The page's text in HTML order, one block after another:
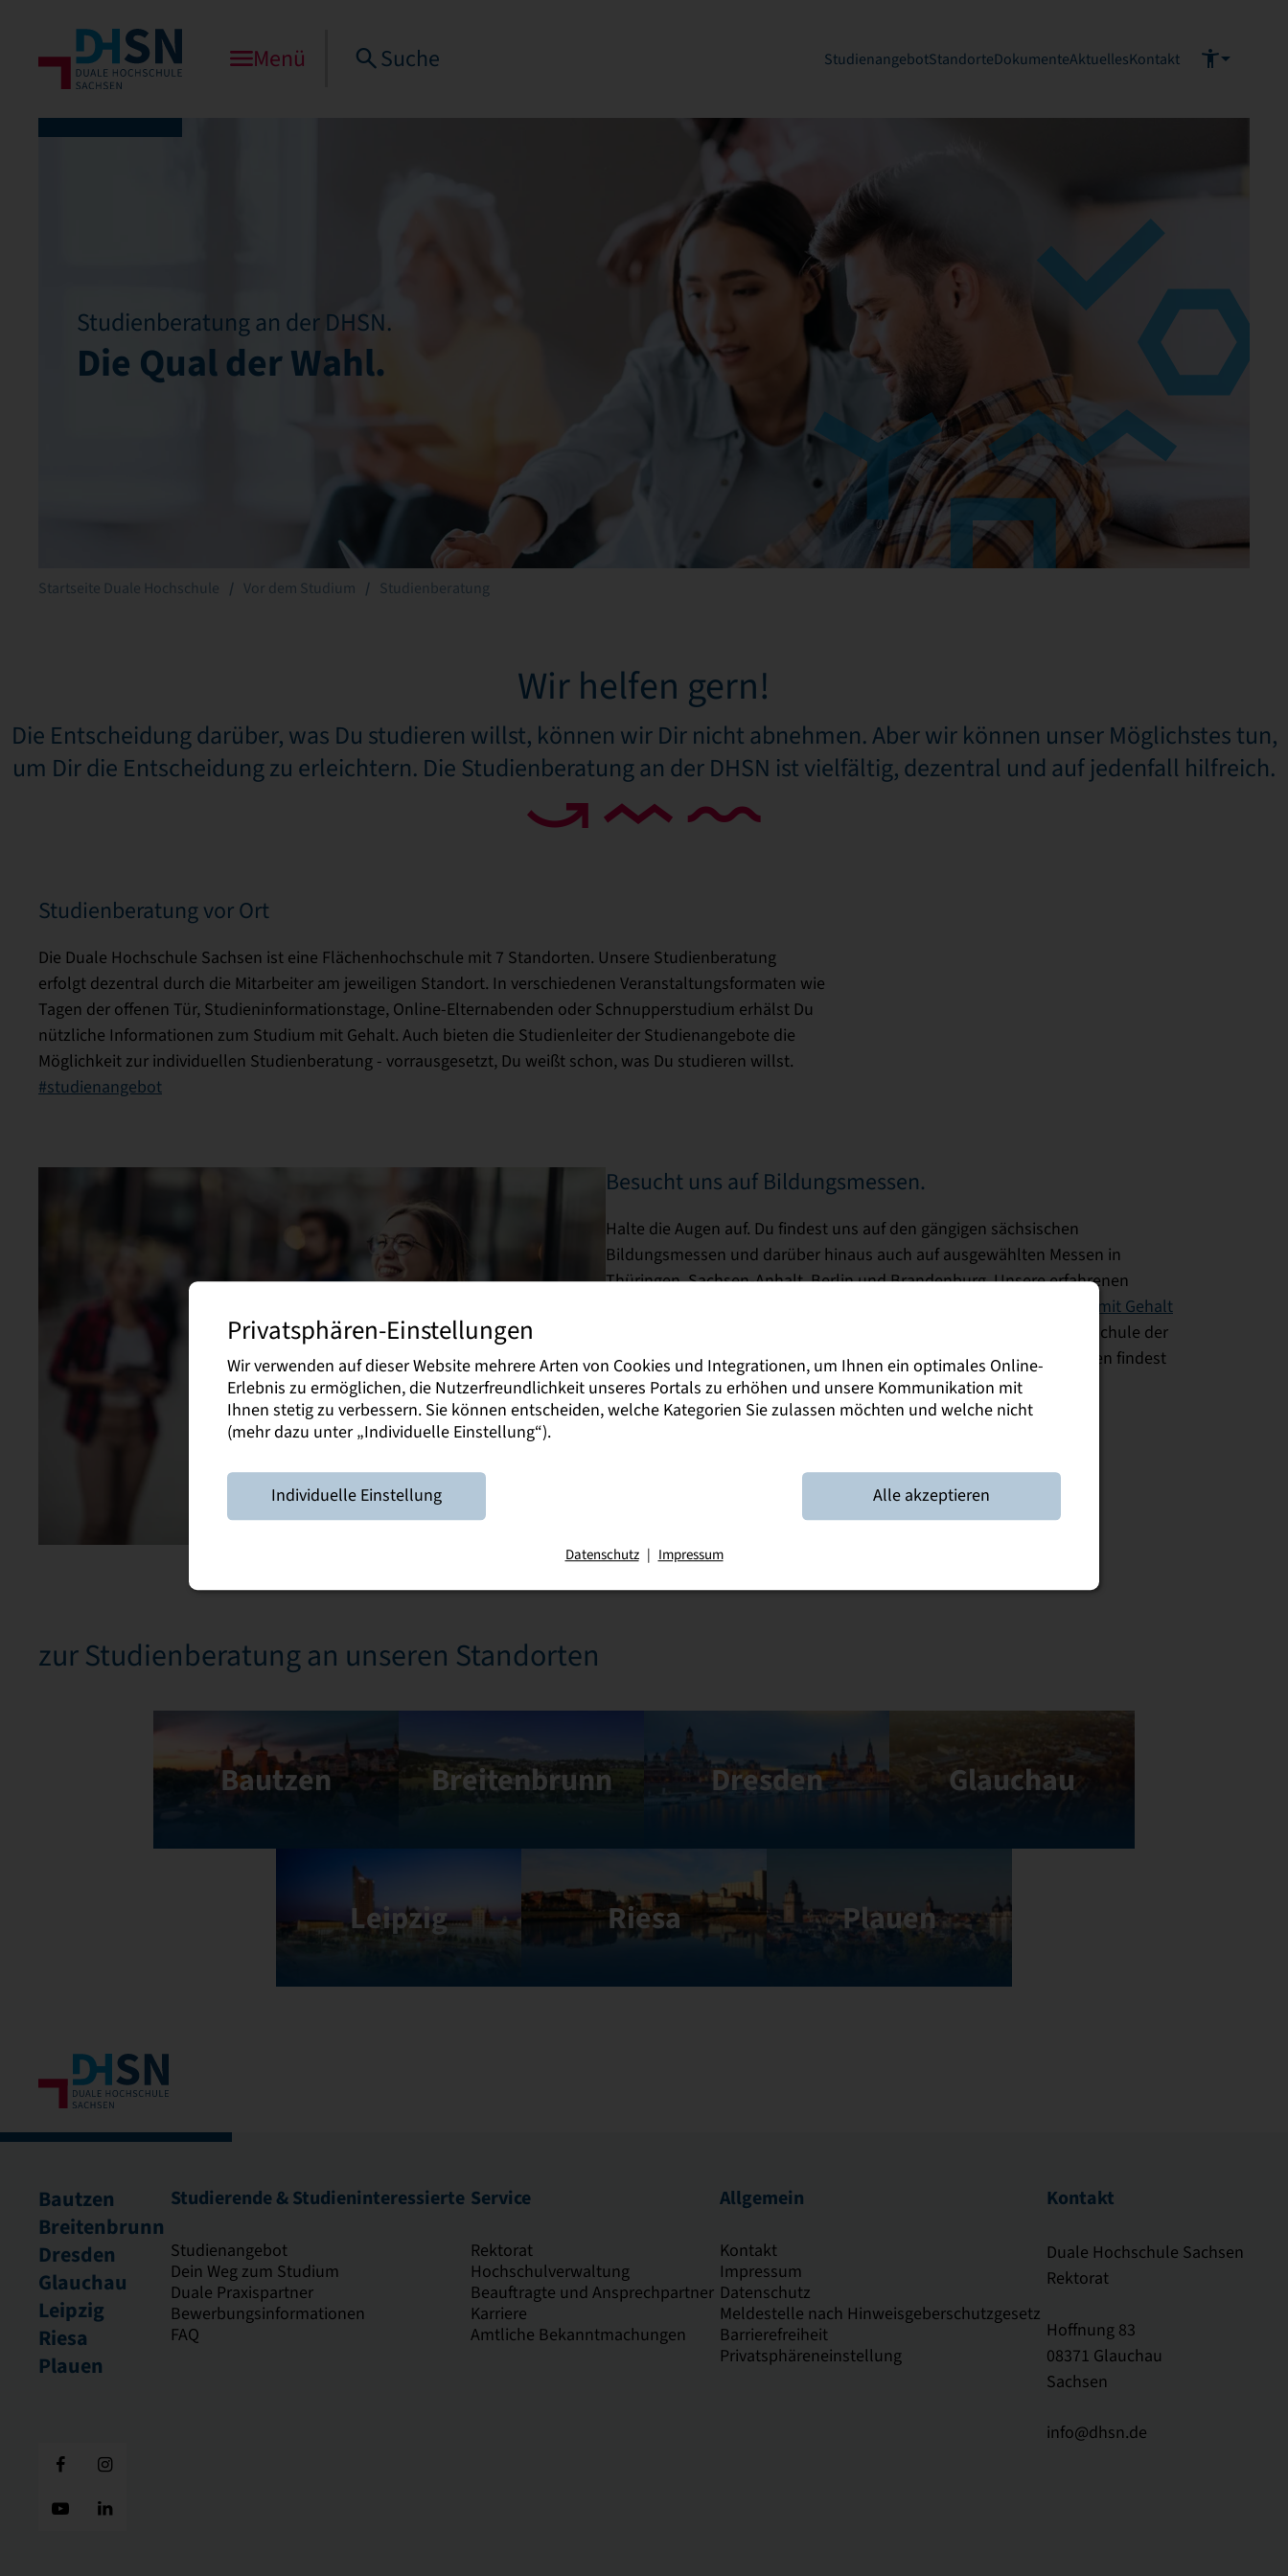
Menü Suche StudienangebotStandorteDokumenteAktuellesKontakt
Studienberatung an der DHSN.
Die Qual der Wahl.
Startseite Duale Hochschule Vor dem Studium Studienberatung
Wir helfen gern!
Die Entscheidung darüber, was Du studieren willst, können wir Dir nicht abnehmen. Aber wir können unser Möglichstes tun,
um Dir die Entscheidung zu erleichtern. Die Studienberatung an der DHSN ist vielfältig, dezentral und auf jedenfall hilfreich.
Studienberatung vor Ort
Die Duale Hochschule Sachsen ist eine Flächenhochschule mit 7 Standorten. Unsere Studienberatung
erfolgt dezentral durch die Mitarbeiter am jeweiligen Standort. In verschiedenen Veranstaltungsformaten wie
Tagen der offenen Tür, Studieninformationstage, Online-Elternabenden oder Schnupperstudium erhälst Du
nützliche Informationen zum Studium mit Gehalt. Auch bieten die Studienleiter der Studienangebote die
Möglichkeit zur individuellen Studienberatung - vorrausgesetzt, Du weißt schon, was Du studieren willst.
#studienangebot
Besucht uns auf Bildungsmessen.
Halte die Augen auf. Du findest uns auf den gängigen sächsischen
Bildungsmessen und darüber hinaus auch auf ausgewählten Messen in
Thüringen, Sachsen-Anhalt, Berlin und Brandenburg. Unsere erfahrenen
#Studium mit Gehalt
an der DHSN, über unser duales Prinzip und warum die Duale Hochschule der
Profi für das Duale Studium ist. Weitere Infos zu den aktuellen Messen findest
Du unter#Eventsauf der Startseite.
zur Studienberatung an unseren Standorten
Bautzen Breitenbrunn Dresden Glauchau
Leipzig Riesa Plauen
Bautzen
Breitenbrunn
Dresden
Glauchau
Leipzig
Riesa
Plauen
Studierende & Studieninteressierte
Studienangebot
Dein Weg zum Studium
Duale Praxispartner
Bewerbungsinformationen
FAQ
Service
Rektorat
Hochschulverwaltung
Beauftragte und Ansprechpartner
Karriere
Amtliche Bekanntmachungen
Allgemein
Kontakt
Impressum
Datenschutz
Meldestelle nach Hinweisgeberschutzgesetz
Barrierefreiheit
Privatsphäreneinstellung
Kontakt
Duale Hochschule Sachsen
Rektorat
Hoffnung 83
08371 Glauchau
Sachsen
info@dhsn.de
Privatsphären-Einstellungen
Wir verwenden auf dieser Website mehrere Arten von Cookies und Integrationen, um Ihnen ein optimales Online-
Erlebnis zu ermöglichen, die Nutzerfreundlichkeit unseres Portals zu erhöhen und unsere Kommunikation mit
Ihnen stetig zu verbessern. Sie können entscheiden, welche Kategorien Sie zulassen möchten und welche nicht
(mehr dazu unter „Individuelle Einstellung“).
Individuelle Einstellung Alle akzeptieren
Datenschutz | Impressum